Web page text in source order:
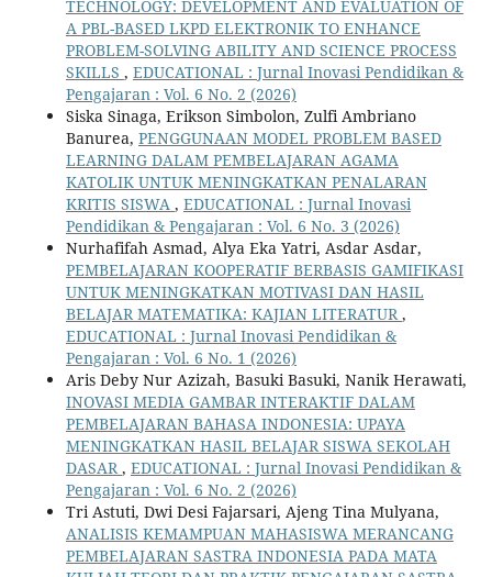
TECHNOLOGY: DEVELOPMENT AND EVALUATION OF
A PBL-BASED LKPD ELEKTRONIK TO ENHANCE
PROBLEM-SOLVING ABILITY AND SCIENCE PROCESS
SKILLS , EDUCATIONAL : Jurnal Inovasi Pendidikan &
Pengajaran : Vol. 6 No. 2 (2026)
Siska Sinaga, Erikson Simbolon, Zulfi Ambriano
Banurea, PENGGUNAAN MODEL PROBLEM BASED
LEARNING DALAM PEMBELAJARAN AGAMA
KATOLIK UNTUK MENINGKATKAN PENALARAN
KRITIS SISWA , EDUCATIONAL : Jurnal Inovasi
Pendidikan & Pengajaran : Vol. 6 No. 3 (2026)
Nurhafifah Asmad, Alya Eka Yatri, Asdar Asdar,
PEMBELAJARAN KOOPERATIF BERBASIS GAMIFIKASI
UNTUK MENINGKATKAN MOTIVASI DAN HASIL
BELAJAR MATEMATIKA: KAJIAN LITERATUR,
EDUCATIONAL : Jurnal Inovasi Pendidikan &
Pengajaran : Vol. 6 No. 1 (2026)
Aris Deby Nur Azizah, Basuki Basuki, Nanik Herawati,
INOVASI MEDIA GAMBAR INTERAKTIF DALAM
PEMBELAJARAN BAHASA INDONESIA: UPAYA
MENINGKATKAN HASIL BELAJAR SISWA SEKOLAH
DASAR, EDUCATIONAL : Jurnal Inovasi Pendidikan &
Pengajaran : Vol. 6 No. 2 (2026)
Tri Astuti, Dwi Desi Fajarsari, Ajeng Tina Mulyana,
ANALISIS KEMAMPUAN MAHASISWA MERANCANG
PEMBELAJARAN SASTRA INDONESIA PADA MATA